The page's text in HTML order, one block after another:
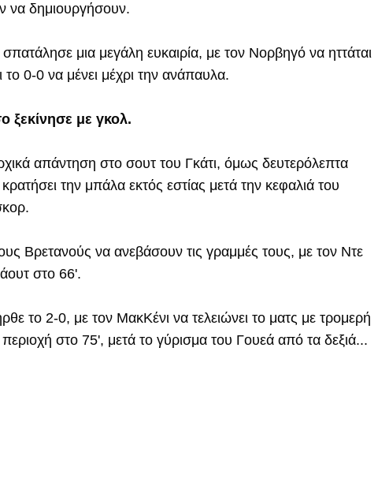
να δημιουργήσουν.
μια μεγάλη ευκαιρία, με τον Νορβηγό να ηττάται
το 0-0 να μένει μέχρι την ανάπαυλα.
ξεκίνησε με γκολ.
απάντηση στο σουτ του Γκάτι, όμως δευτερόλεπτα
την μπάλα εκτός εστίας μετά την κεφαλιά του
Βρετανούς να ανεβάσουν τις γραμμές τους, με τον Ντε
στο 66'.
το 2-0, με τον ΜακΚένι να τελειώνει το ματς με τρομερή
στο 75', μετά το γύρισμα του Γουεά από τα δεξιά...